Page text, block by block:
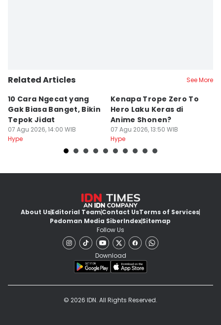
Related Articles See More
10 Cara Ngecat yang
Gak Biasa Banget, Bikin
Tepok Jidat
07 Agu 2026, 14:00 WIB
Hype
Kenapa Trope Zero To
Hero Laku Keras di
Anime Shonen?
07 Agu 2026, 13:50 WIB
Hype
About UsEditorial TeamContact UsTerms of Services
Pedoman Media SiberIndexSitemap
Follow Us
Download
© 2026 IDN. All Rights Reserved.